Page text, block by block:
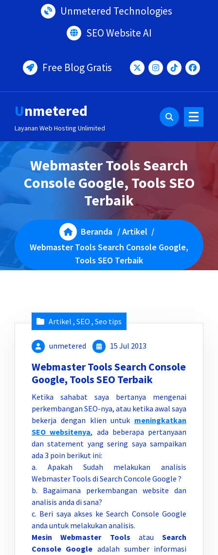
Unmetered Technologies
SEO Website AI
Free Blog Gratis
Unmetered
Layanan Web Hosting Unlimited
Webmaster Tools Search
Console Google, Tools SEO
Terbaik
Beranda /Artikel /
Webmaster Tools Search Console Google,
Tools SEO Terbaik
Artikel , SEO , Seo tips
unmetered 15 Jul 2013
Webmaster Tools Search Console
Google, Tools SEO Terbaik
Ketika sahabat saya bertanya mengenai
perkembangan SEO-nya, atau ketika awal saya
bekerja dengan klien untuk meningkatkan
SEO websitenya, ada beberapa pertanyaan
dan statement yang sering saya sampaikan
ada 3 poin berikut ini:
a. Apakah Sudah melakukan analisis
Webmaster Tools di Search Concole Google ?
b. Bagaimana perkembangan website dan
analisis anda di sana?
c. Beri saya akses ke Search Console Google
anda untuk melakukan analisis.
Mesin Webmaster Tools atau Search
Console Google adalah sumber informasi